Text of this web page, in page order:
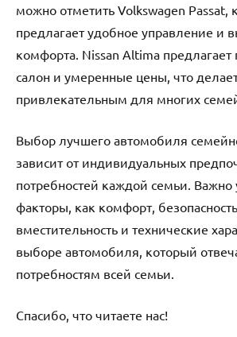
можно отметить Volkswagen Passat,
предлагает удобное управление и
комфорта. Nissan Altima предлагает
салон и умеренные цены, что
привлекательным для многих
Выбор лучшего автомобиля
зависит от индивидуальных
потребностей каждой семьи. Важно
факторы, как комфорт, безопасность,
вместительность и технические
выборе автомобиля, который
потребностям всей семьи.
Спасибо, что читаете нас!